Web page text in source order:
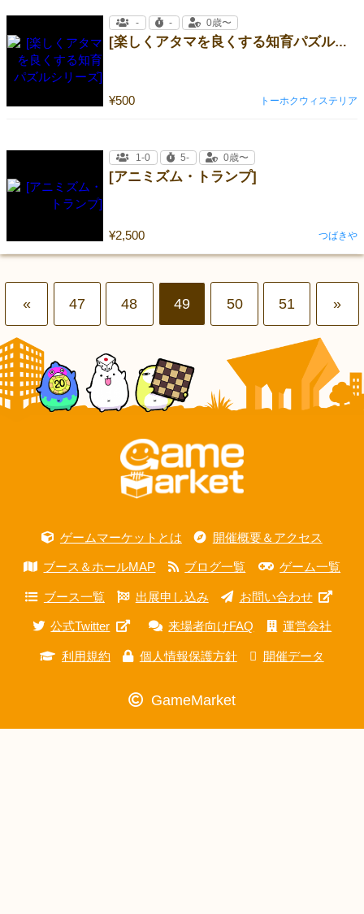
[楽しくアタマを良くする知育パズルシリーズ]
¥500
- - 0歳〜
トーホクウィステリア
[アニミズム・トランプ]
¥2,500
1-0 5- 0歳〜
つばきや
« 47 48 49 50 51 »
ゲームマーケットとは 開催概要＆アクセス
ブース＆ホールMAP ブログ一覧 ゲーム一覧
ブース一覧 出展申し込み お問い合わせ
公式Twitter 来場者向けFAQ 運営会社
利用規約 個人情報保護方針 開催データ
GameMarket